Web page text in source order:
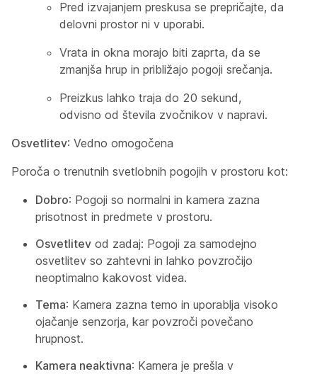
Pred izvajanjem preskusa se prepričajte, da
delovni prostor ni v uporabi.
Vrata in okna morajo biti zaprta, da se
zmanjša hrup in približajo pogoji srečanja.
Preizkus lahko traja do 20 sekund,
odvisno od števila zvočnikov v napravi.
Osvetlitev: Vedno omogočena
Poroča o trenutnih svetlobnih pogojih v prostoru kot:
Dobro: Pogoji so normalni in kamera zazna
prisotnost in predmete v prostoru.
Osvetlitev od zadaj: Pogoji za samodejno
osvetlitev so zahtevni in lahko povzročijo
neoptimalno kakovost videa.
Tema: Kamera zazna temo in uporablja visoko
ojačanje senzorja, kar povzroči povečano
hrupnost.
Kamera neaktivna: Kamera je prešla v